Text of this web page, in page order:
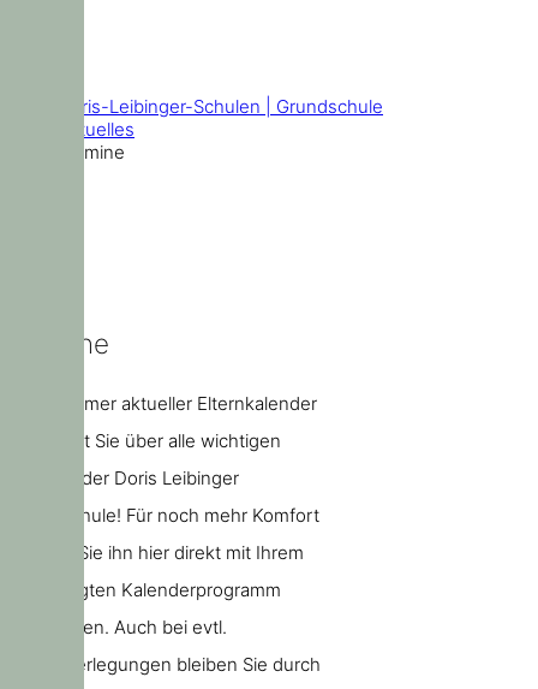
Doris-Leibinger-Schulen | Grundschule
Aktuelles
Termine
Termine
Unser immer aktueller Elternkalender
informiert Sie über alle wichtigen
Termine der Doris Leibinger
Grundschule! Für noch mehr Komfort
können Sie ihn hier direkt mit Ihrem
bevorzugten Kalenderprogramm
abonnieren. Auch bei evtl.
Terminverlegungen bleiben Sie durch